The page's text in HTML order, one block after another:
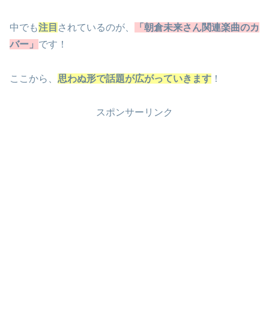
中でも注目 されているのが、
「朝倉未来さん関連楽曲のカ
バー」 です！
ここから、 思わぬ形で話題が広がっていきます ！
スポンサーリンク